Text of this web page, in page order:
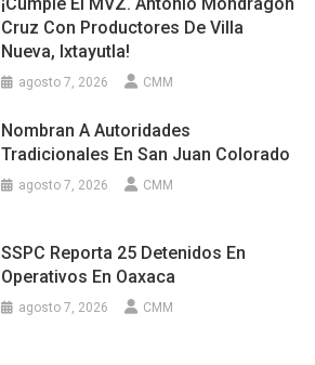
¡Cumple El MVZ. Antonio Mondragón
Cruz Con Productores De Villa
Nueva, Ixtayutla!
agosto 7, 2026 CMM
Nombran A Autoridades
Tradicionales En San Juan Colorado
agosto 7, 2026 CMM
SSPC Reporta 25 Detenidos En
Operativos En Oaxaca
agosto 7, 2026 CMM